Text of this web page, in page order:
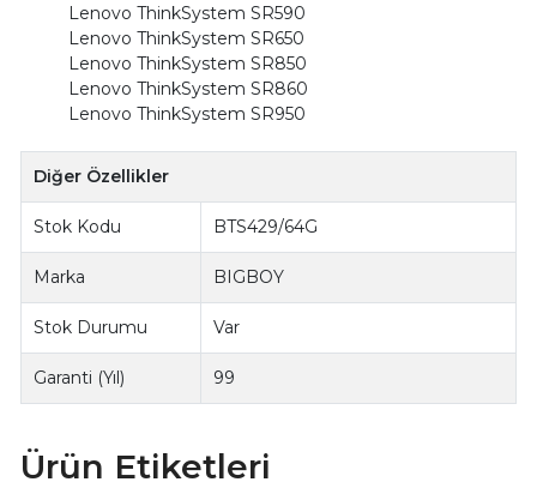
Lenovo ThinkSystem SR590
Lenovo ThinkSystem SR650
Lenovo ThinkSystem SR850
Lenovo ThinkSystem SR860
Lenovo ThinkSystem SR950
Diğer Özellikler
Stok Kodu BTS429/64G
Marka BIGBOY
Stok Durumu Var
Garanti (Yıl) 99
Ürün Etiketleri